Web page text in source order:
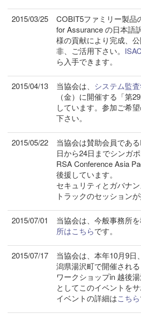
2015/03/25
COBIT5ファミリー製品
for Assurance の日本語
様の貢献により完成、
非、ご活用下さい。
ら入手できます。
2015/04/13 当協会は、 システム監
（金）に開催する「第
しています。参加ご希
下さい。
2015/05/22
当協会は賛助会員であ
日から24日までシンガ
RSA Conference Asia
後援しています。
セキュリティとガバナ
トラックのセッションが
2015/07/01 当協会は、今般事務所を
所はこちらです。
2015/07/17
当協会は、本年10月9日
潟県湯沢町で開催され
ワークショップin 越後
としてこのイベントをサ
イベントの詳細はこちら